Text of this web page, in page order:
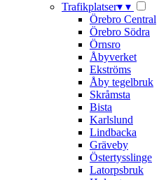
Trafikplatser▾ ▾
Örebro Central
Örebro Södra
Örnsro
Åbyverket
Ekströms
Åby tegelbruk
Skråmsta
Bista
Karlslund
Lindbacka
Gräveby
Östertysslinge
Latorpsbruk